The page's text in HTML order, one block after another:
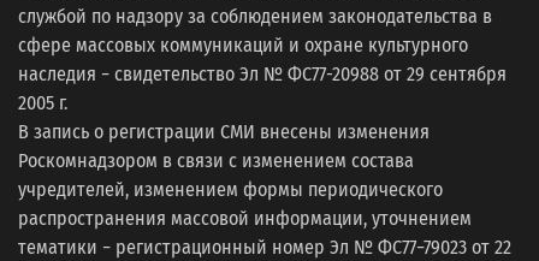
службой по надзору за соблюдением законодательства в
сфере массовых коммуникаций и охране культурного
наследия − свидетельство Эл № ФС77-20988 от 29 сентября
2005 г.
В запись о регистрации СМИ внесены изменения
Роскомнадзором в связи с изменением состава
учредителей, изменением формы периодического
распространения массовой информации, уточнением
тематики − регистрационный номер Эл № ФС77−79023 от 22